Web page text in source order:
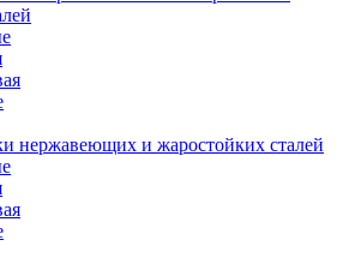
нержавеющих и жаростойких сталей